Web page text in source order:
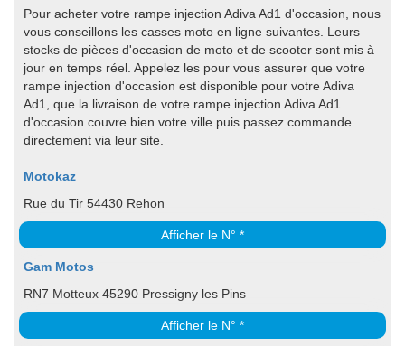
Pour acheter votre rampe injection Adiva Ad1 d'occasion, nous
vous conseillons les casses moto en ligne suivantes. Leurs
stocks de pièces d'occasion de moto et de scooter sont mis à
jour en temps réel. Appelez les pour vous assurer que votre
rampe injection d'occasion est disponible pour votre Adiva
Ad1, que la livraison de votre rampe injection Adiva Ad1
d'occasion couvre bien votre ville puis passez commande
directement via leur site.
Motokaz
Rue du Tir 54430 Rehon
Afficher le N° *
Gam Motos
RN7 Motteux 45290 Pressigny les Pins
Afficher le N° *